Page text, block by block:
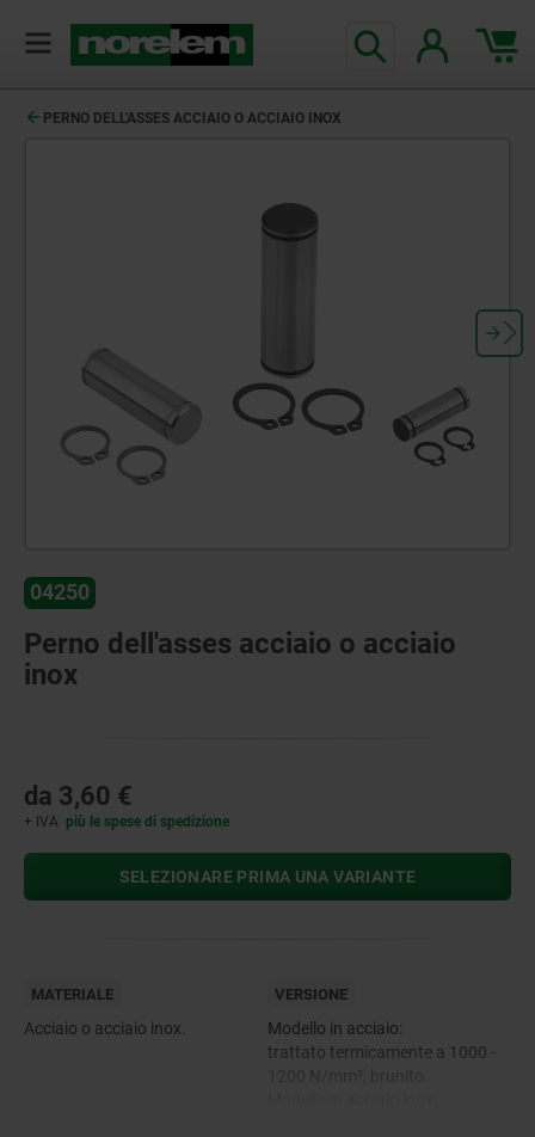
PERNO DELL'ASSES ACCIAIO O ACCIAIO INOX
04250
Perno dell'asses acciaio o acciaio
inox
da 3,60 €
+ IVA più le spese di spedizione
SELEZIONARE PRIMA UNA VARIANTE
MATERIALE
Acciaio o acciaio inox.
VERSIONE
Modello in acciaio:
trattato termicamente a 1000 -